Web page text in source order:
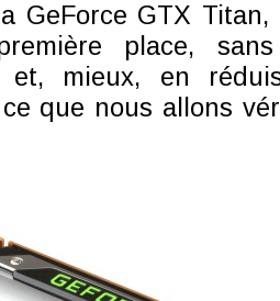
GeForce GTX
place,
et, mieux, en
que nous allons